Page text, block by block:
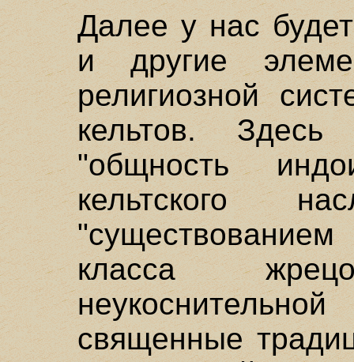
Далее у нас
и другие
религиозной
кельтов.
"общность
кельтского
класса
священные